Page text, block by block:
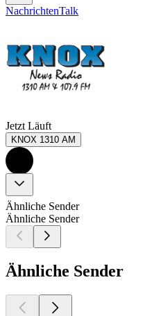
NachrichtenTalk
Jetzt Läuft
KNOX 1310 AM
Ähnliche Sender
Ähnliche Sender
Ähnliche Sender